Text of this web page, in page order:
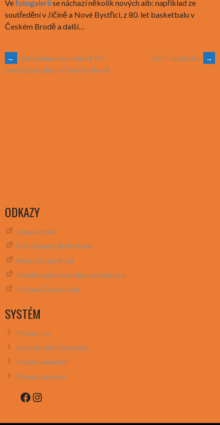
Vefotogaleriise náchazí několik nových alb: například ze
soutředění v Jičíně a Nové Bystřici, z 80. let basketbalu v
Českém Brodě a další…
POST
←
Ještě jedna vzpomínka k 80.
výročí basketbalu v Českém Brodě
U17 – statistiky →
ODKAZY
cz.basketball
ERA Basketball Nymburk
Město Český Brod
Středočeská basketbalová federace
TJ Slavoj Český Brod
SYSTÉM
Přihlásit se
Zdroj kanálů (příspěvky)
Kanál komentářů
Česká lokalizace
Facebook
Instagram